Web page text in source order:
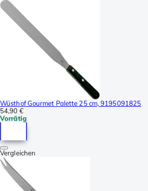
Wüsthof Gourmet Palette 25 cm, 9195091825
54,90 €
Vorrätig
Vergleichen